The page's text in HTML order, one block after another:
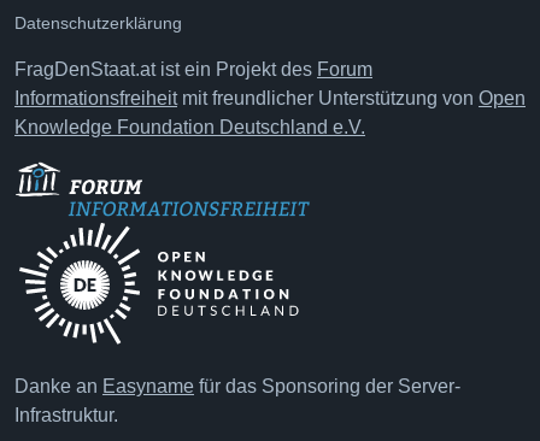
Datenschutzerklärung
FragDenStaat.at ist ein Projekt des Forum
Informationsfreiheitmit freundlicher Unterstützung von Open
Knowledge Foundation Deutschland e.V.
Danke an Easyname für das Sponsoring der Server-
Infrastruktur.